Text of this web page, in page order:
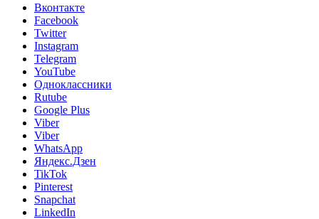
Вконтакте
Facebook
Twitter
Instagram
Telegram
YouTube
Одноклассники
Rutube
Google Plus
Viber
Viber
WhatsApp
Яндекс.Дзен
TikTok
Pinterest
Snapchat
LinkedIn